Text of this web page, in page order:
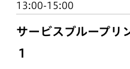
13:00-15:00
サービスブループリ
１